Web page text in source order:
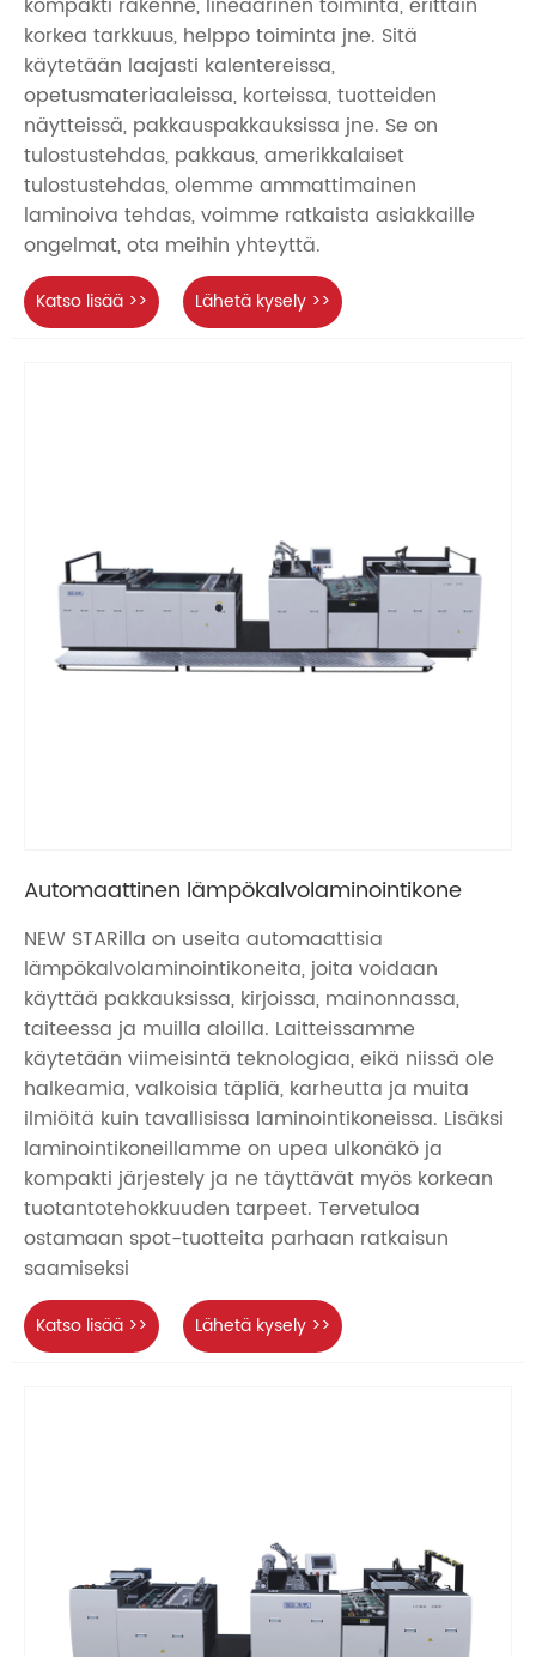
korkea tarkkuus, helppo toiminta jne. Sitä
käytetään laajasti kalentereissa,
opetusmateriaaleissa, korteissa, tuotteiden
näytteissä, pakkauspakkauksissa jne. Se on
tulostustehdas, pakkaus, amerikkalaiset
tulostustehdas, olemme ammattimainen
laminoiva tehdas, voimme ratkaista asiakkaille
ongelmat, ota meihin yhteyttä.
Katso lisää >> Lähetä kysely >>
Automaattinen lämpökalvolaminointikone
NEW STARilla on useita automaattisia
lämpökalvolaminointikoneita, joita voidaan
käyttää pakkauksissa, kirjoissa, mainonnassa,
taiteessa ja muilla aloilla. Laitteissamme
käytetään viimeisintä teknologiaa, eikä niissä ole
halkeamia, valkoisia täpliä, karheutta ja muita
ilmiöitä kuin tavallisissa laminointikoneissa. Lisäksi
laminointikoneillamme on upea ulkonäkö ja
kompakti järjestely ja ne täyttävät myös korkean
tuotantotehokkuuden tarpeet. Tervetuloa
ostamaan spot-tuotteita parhaan ratkaisun
saamiseksi
Katso lisää >> Lähetä kysely >>